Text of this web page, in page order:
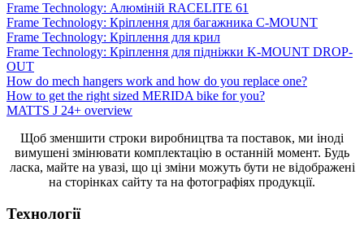
Frame Technology: Алюміній RACELITE 61
Frame Technology: Кріплення для багажника C-MOUNT
Frame Technology: Кріплення для крил
Frame Technology: Кріплення для підніжки K-MOUNT DROP-
OUT
How do mech hangers work and how do you replace one?
How to get the right sized MERIDA bike for you?
MATTS J 24+ overview
Щоб зменшити строки виробництва та поставок, ми іноді
вимушені змінювати комплектацію в останній момент. Будь
ласка, майте на увазі, що ці зміни можуть бути не відображені
на сторінках сайту та на фотографіях продукції.
Технології